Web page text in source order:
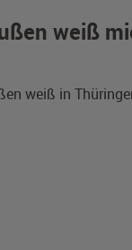
weiß
weiß in